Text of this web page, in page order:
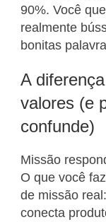
90%. Você
realmente
bonitas
A
valores (e
confunde)
Missão
O que você
de missão
conecta